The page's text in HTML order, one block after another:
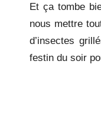
Et ça tombe
nous mettre
d’insectes
festin du soir